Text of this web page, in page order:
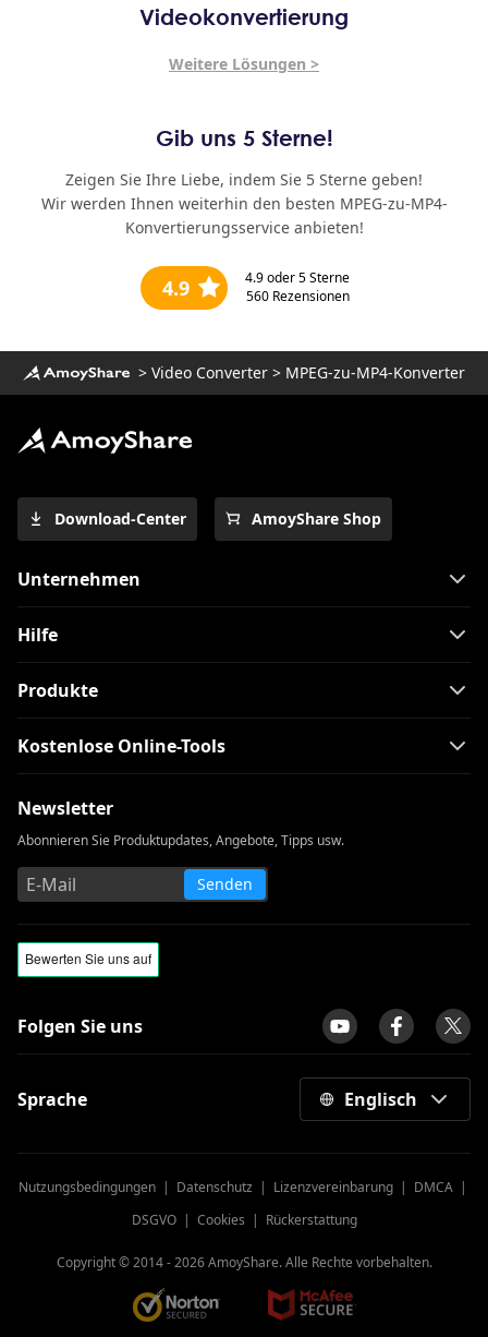
Videokonvertierung
Weitere Lösungen >
Gib uns 5 Sterne!
Zeigen Sie Ihre Liebe, indem Sie 5 Sterne geben!
Wir werden Ihnen weiterhin den besten MPEG-zu-MP4-
Konvertierungsservice anbieten!
4.9 4.9oder 5 Sterne
560Rezensionen
> Video Converter > MPEG-zu-MP4-Konverter
Download-Center AmoyShare Shop
Unternehmen
Hilfe
Produkte
Kostenlose Online-Tools
Newsletter
Abonnieren Sie Produktupdates, Angebote, Tipps usw.
Senden
Folgen Sie uns
Sprache Englisch
Nutzungsbedingungen| Datenschutz | Lizenzvereinbarung| DMCA|
DSGVO| Cookies | Rückerstattung
Copyright © 2014 -2026AmoyShare. Alle Rechte vorbehalten.